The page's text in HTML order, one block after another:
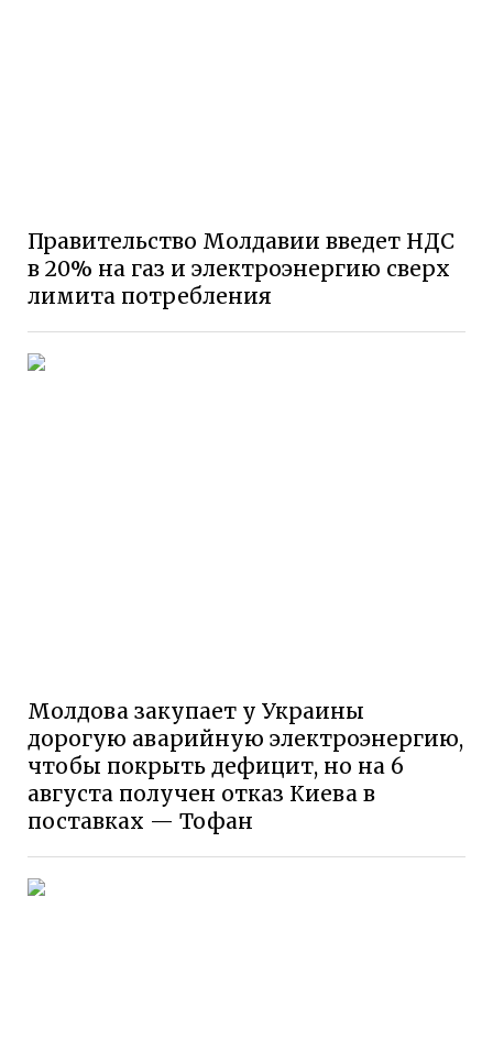
Правительство Молдавии введет НДС
в 20% на газ и электроэнергию сверх
лимита потребления
Молдова закупает у Украины
дорогую аварийную электроэнергию,
чтобы покрыть дефицит, но на 6
августа получен отказ Киева в
поставках — Тофан